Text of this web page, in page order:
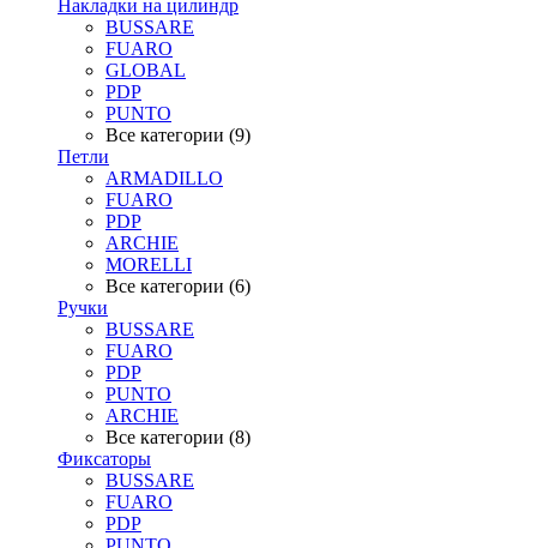
Накладки на цилиндр
BUSSARE
FUARO
GLOBAL
PDP
PUNTO
Все категории (9)
Петли
ARMADILLO
FUARO
PDP
ARCHIE
MORELLI
Все категории (6)
Ручки
BUSSARE
FUARO
PDP
PUNTO
ARCHIE
Все категории (8)
Фиксаторы
BUSSARE
FUARO
PDP